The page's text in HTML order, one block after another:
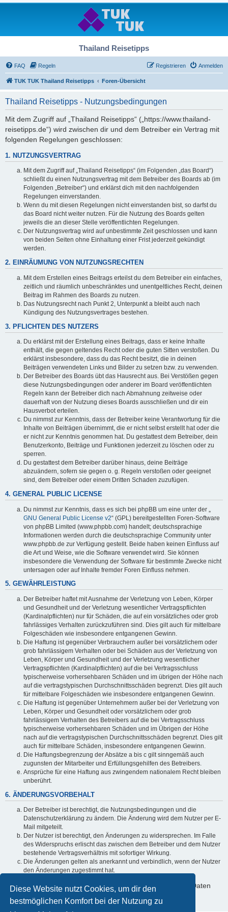
Diese Website nutzt Cookies, um dir den
bestmöglichen Komfort bei der Nutzung zu
Thailand Reisetipps
FAQ Regeln Anmelden
Registrieren
TUK TUK Thailand Reisetipps Foren-Übersicht
Thailand Reisetipps - Nutzungsbedingungen
Mit dem Zugriff auf „Thailand Reisetipps“ („https://www.thailand-
reisetipps.de“) wird zwischen dir und dem Betreiber ein Vertrag mit
folgenden Regelungen geschlossen:
1. NUTZUNGSVERTRAG
Mit dem Zugriff auf „Thailand Reisetipps“ (im Folgenden „das Board“)
schließt du einen Nutzungsvertrag mit dem Betreiber des Boards ab (im
Folgenden „Betreiber“) und erklärst dich mit den nachfolgenden
Regelungen einverstanden.
Wenn du mit diesen Regelungen nicht einverstanden bist, so darfst du
das Board nicht weiter nutzen. Für die Nutzung des Boards gelten
jeweils die an dieser Stelle veröffentlichten Regelungen.
Der Nutzungsvertrag wird auf unbestimmte Zeit geschlossen und kann
von beiden Seiten ohne Einhaltung einer Frist jederzeit gekündigt
werden.
2. EINRÄUMUNG VON NUTZUNGSRECHTEN
Mit dem Erstellen eines Beitrags erteilst du dem Betreiber ein einfaches,
zeitlich und räumlich unbeschränktes und unentgeltliches Recht, deinen
Beitrag im Rahmen des Boards zu nutzen.
Das Nutzungsrecht nach Punkt 2, Unterpunkt a bleibt auch nach
Kündigung des Nutzungsvertrages bestehen.
3. PFLICHTEN DES NUTZERS
Du erklärst mit der Erstellung eines Beitrags, dass er keine Inhalte
enthält, die gegen geltendes Recht oder die guten Sitten verstoßen. Du
erklärst insbesondere, dass du das Recht besitzt, die in deinen
Beiträgen verwendeten Links und Bilder zu setzen bzw. zu verwenden.
Der Betreiber des Boards übt das Hausrecht aus. Bei Verstößen gegen
diese Nutzungsbedingungen oder anderer im Board veröffentlichten
Regeln kann der Betreiber dich nach Abmahnung zeitweise oder
dauerhaft von der Nutzung dieses Boards ausschließen und dir ein
Hausverbot erteilen.
Du nimmst zur Kenntnis, dass der Betreiber keine Verantwortung für die
Inhalte von Beiträgen übernimmt, die er nicht selbst erstellt hat oder die
er nicht zur Kenntnis genommen hat. Du gestattest dem Betreiber, dein
Benutzerkonto, Beiträge und Funktionen jederzeit zu löschen oder zu
sperren.
Du gestattest dem Betreiber darüber hinaus, deine Beiträge
abzuändern, sofern sie gegen o. g. Regeln verstoßen oder geeignet
sind, dem Betreiber oder einem Dritten Schaden zuzufügen.
4. GENERAL PUBLIC LICENSE
Du nimmst zur Kenntnis, dass es sich bei phpBB um eine unter der „
GNU General Public License v2“ (GPL) bereitgestellten Foren-Software
von phpBB Limited (www.phpbb.com) handelt; deutschsprachige
Informationen werden durch die deutschsprachige Community unter
www.phpbb.de zur Verfügung gestellt. Beide haben keinen Einfluss auf
die Art und Weise, wie die Software verwendet wird. Sie können
insbesondere die Verwendung der Software für bestimmte Zwecke nicht
untersagen oder auf Inhalte fremder Foren Einfluss nehmen.
5. GEWÄHRLEISTUNG
Der Betreiber haftet mit Ausnahme der Verletzung von Leben, Körper
und Gesundheit und der Verletzung wesentlicher Vertragspflichten
(Kardinalpflichten) nur für Schäden, die auf ein vorsätzliches oder grob
fahrlässiges Verhalten zurückzuführen sind. Dies gilt auch für mittelbare
Folgeschäden wie insbesondere entgangenen Gewinn.
Die Haftung ist gegenüber Verbrauchern außer bei vorsätzlichem oder
grob fahrlässigem Verhalten oder bei Schäden aus der Verletzung von
Leben, Körper und Gesundheit und der Verletzung wesentlicher
Vertragspflichten (Kardinalpflichten) auf die bei Vertragsschluss
typischerweise vorhersehbaren Schäden und im übrigen der Höhe nach
auf die vertragstypischen Durchschnittsschäden begrenzt. Dies gilt auch
für mittelbare Folgeschäden wie insbesondere entgangenen Gewinn.
Die Haftung ist gegenüber Unternehmern außer bei der Verletzung von
Leben, Körper und Gesundheit oder vorsätzlichem oder grob
fahrlässigem Verhalten des Betreibers auf die bei Vertragsschluss
typischerweise vorhersehbaren Schäden und im Übrigen der Höhe
nach auf die vertragstypischen Durchschnittsschäden begrenzt. Dies gilt
auch für mittelbare Schäden, insbesondere entgangenen Gewinn.
Die Haftungsbegrenzung der Absätze a bis c gilt sinngemäß auch
zugunsten der Mitarbeiter und Erfüllungsgehilfen des Betreibers.
Ansprüche für eine Haftung aus zwingendem nationalem Recht bleiben
unberührt.
6. ÄNDERUNGSVORBEHALT
Der Betreiber ist berechtigt, die Nutzungsbedingungen und die
Datenschutzerklärung zu ändern. Die Änderung wird dem Nutzer per E-
Mail mitgeteilt.
Der Nutzer ist berechtigt, den Änderungen zu widersprechen. Im Falle
des Widerspruchs erlischt das zwischen dem Betreiber und dem Nutzer
bestehende Vertragsverhältnis mit sofortiger Wirkung.
Die Änderungen gelten als anerkannt und verbindlich, wenn der Nutzer
den Änderungen zugestimmt hat.
Informationen über den Umgang mit deinen persönlichen Daten
sind in der Datenschutzerklärung enthalten.